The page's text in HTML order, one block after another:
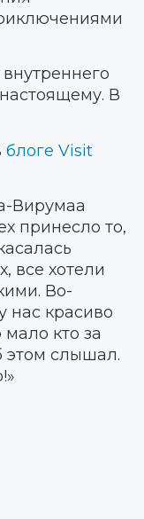
В
блоге Visit
Вирумаа
принесло то,
все хотели
Во-
нас красиво
мало кто за
слышал.